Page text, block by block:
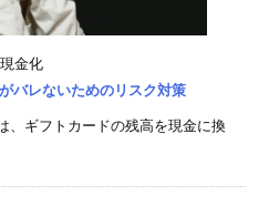
金化
バレないためのリスク対策
、ギフトカードの残高を現金に換